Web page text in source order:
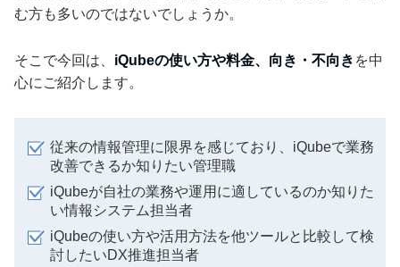
む方も多いのではないでしょうか。
そこで今回は、 iQubeの使い方や料金、向き・不向き を中
心にご紹介します。
従来の情報管理に限界を感じており、iQubeで業務
改善できるか知りたい管理職
iQubeが自社の業務や運用に適しているのか知りた
い情報システム担当者
iQubeの使い方や活用方法を他ツールと比較して検
討したいDX推進担当者